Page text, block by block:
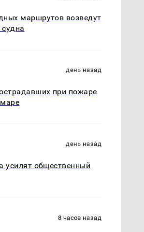
маршрутов возведут
день назад
при пожаре
день назад
усилят общественный
8 часов назад